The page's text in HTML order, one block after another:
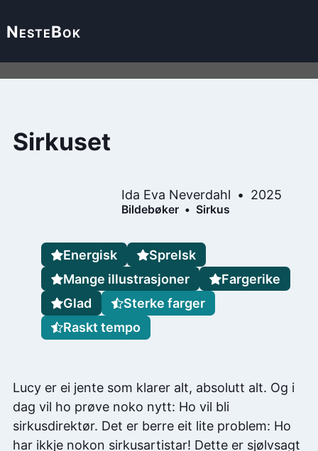
NesteBok
Sirkuset
Ida Eva Neverdahl 2025
Bildebøker Sirkus
Lucy er ei jente som klarer alt, absolutt alt. Og i
dag vil ho prøve noko nytt: Ho vil bli
sirkusdirektør. Det er berre eit lite problem: Ho
har ikkje nokon sirkusartistar! Dette er sjølvsagt
Energisk
Sprelsk
Mange illustrasjoner
Fargerike
Glad
Sterke farger
Raskt tempo